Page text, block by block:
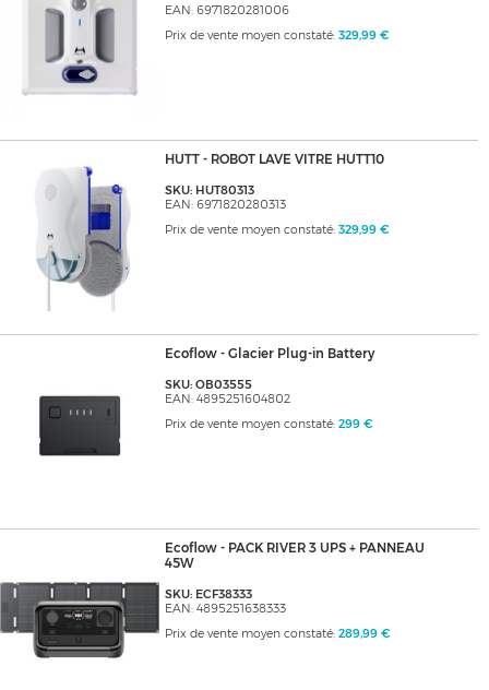
EAN: 6971820281006
Prix de vente moyen constaté: 329,99 €
HUTT - ROBOT LAVE VITRE HUTT10
SKU: HUT80313
EAN: 6971820280313
Prix de vente moyen constaté: 329,99 €
Ecoflow - Glacier Plug-in Battery
SKU: OB03555
EAN: 4895251604802
Prix de vente moyen constaté: 299 €
Ecoflow - PACK RIVER 3 UPS + PANNEAU
45W
SKU: ECF38333
EAN: 4895251638333
Prix de vente moyen constaté: 289,99 €